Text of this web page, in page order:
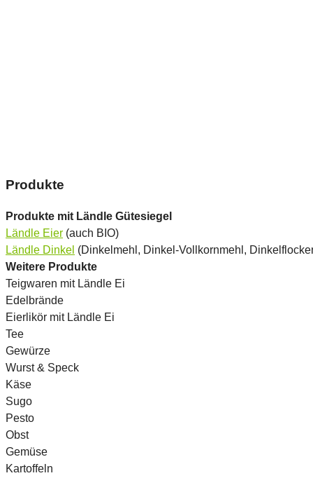
Produkte
Produkte mit Ländle Gütesiegel
Ländle Eier (auch BIO)
Ländle Dinkel (Dinkelmehl, Dinkel-Vollkornmehl,
Weitere Produkte
Teigwaren mit Ländle Ei
Edelbrände
Eierlikör mit Ländle Ei
Tee
Gewürze
Wurst & Speck
Käse
Sugo
Pesto
Obst
Gemüse
Kartoffeln